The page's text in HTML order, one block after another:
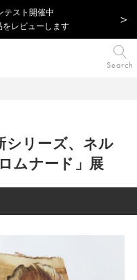
テスト開催中
レビューします
Search
リーズ、 ネル
ムナード」展